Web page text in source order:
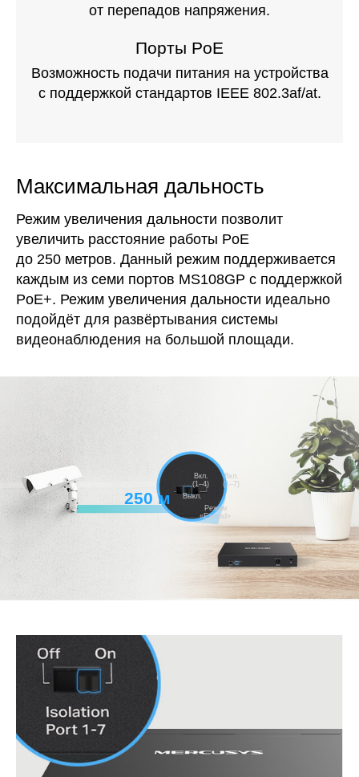
от перепадов напряжения.
Порты PoE
Возможность подачи питания на устройства
с поддержкой стандартов IEEE 802.3af/at.
Максимальная дальность
Режим увеличения дальности позволит
увеличить расстояние работы PoE
до 250 метров. Данный режим поддерживается
каждым из семи портов MS108GP с поддержкой
PoE+. Режим увеличения дальности идеально
подойдёт для развёртывания системы
видеонаблюдения на большой площади.
250 м
Вкл.
(1–4)
Вкл.
(1–7)
Выкл.
Режим
«Extend»